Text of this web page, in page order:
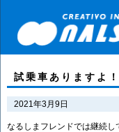
試乗車ありますよ！
2021年3月9日
なるしまフレンドでは継続